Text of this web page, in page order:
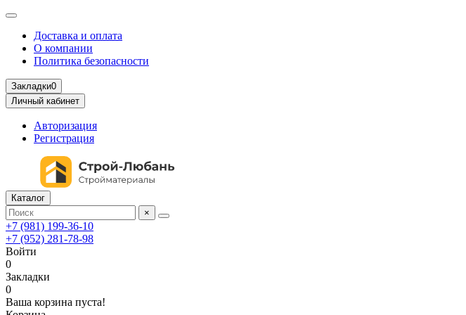
Доставка и оплата
О компании
Политика безопасности
Закладки0
Личный кабинет
Авторизация
Регистрация
Каталог
×
+7 (981) 199-36-10
+7 (952) 281-78-98
Войти
0
Закладки
0
Ваша корзина пуста!